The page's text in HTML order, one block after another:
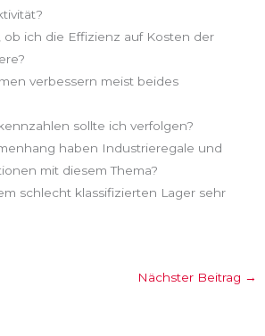
ich die Effizienz auf Kosten der
verbessern meist beides
sollte ich verfolgen?
haben Industrieregale und
mit diesem Thema?
schlecht klassifizierten Lager sehr
Nächster Beitrag →